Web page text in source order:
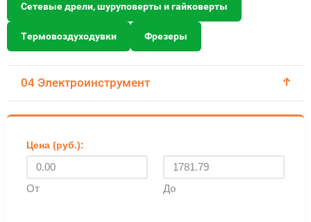
Сетевые дрели, шуруповерты и гайковерты
Термовоздуходувки Фрезеры
04 Электроинструмент
Цена (руб.):
От До